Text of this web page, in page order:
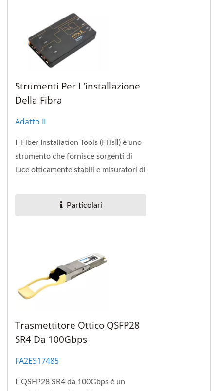
Strumenti Per L'installazione
Della Fibra
Adatto II
Il Fiber Installation Tools (FiTsⅡ) è uno
strumento che fornisce sorgenti di
luce otticamente stabili e misuratori di
Particolari
Trasmettitore Ottico QSFP28
SR4 Da 100Gbps
FA2ES17485
Il QSFP28 SR4 da 100Gbps è un